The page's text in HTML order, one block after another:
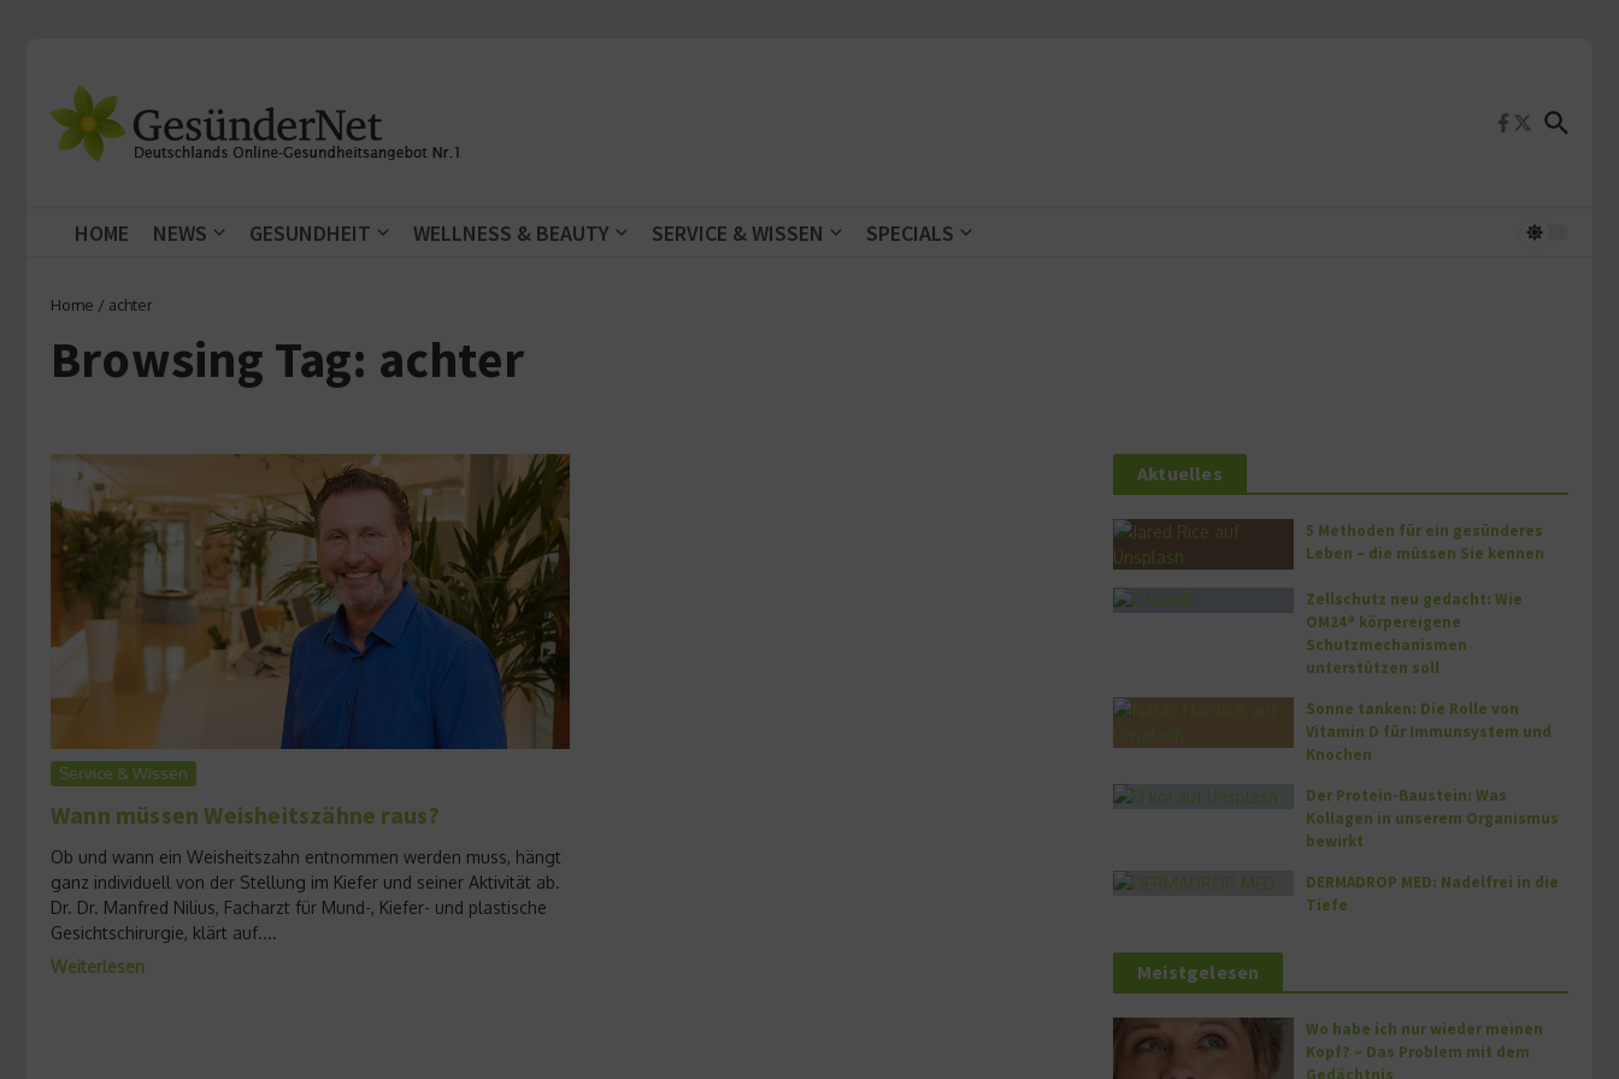
HOME NEWS GESUNDHEIT WELLNESS & BEAUTY SERVICE & WISSEN SPECIALS
Home / achter
Browsing Tag: achter
Service & Wissen
Wann müssen Weisheitszähne raus?
Ob und wann ein Weisheitszahn entnommen werden muss, hängt
ganz individuell von der Stellung im Kiefer und seiner Aktivität ab.
Dr. Dr. Manfred Nilius, Facharzt für Mund-, Kiefer- und plastische
Gesichtschirurgie, klärt auf....
Weiterlesen
Aktuelles
5 Methoden für ein gesünderes
Leben – die müssen Sie kennen
Zellschutz neu gedacht: Wie
OM24® körpereigene
Schutzmechanismen
unterstützen soll
Sonne tanken: Die Rolle von
Vitamin D für Immunsystem und
Knochen
Der Protein-Baustein: Was
Kollagen in unserem Organismus
bewirkt
DERMADROP MED: Nadelfrei in die
Tiefe
Meistgelesen
Wo habe ich nur wieder meinen
Kopf? – Das Problem mit dem
Gedächtnis